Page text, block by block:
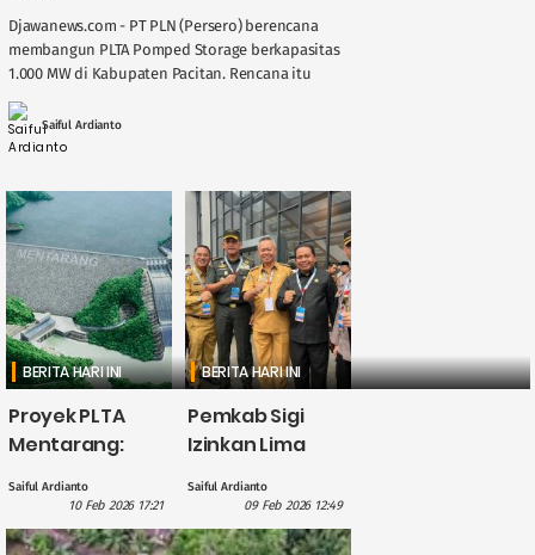
Djawanews.com - PT PLN (Persero) berencana
membangun PLTA Pomped Storage berkapasitas
1.000 MW di Kabupaten Pacitan. Rencana itu
dengan Bupati Pacitan Indrata ....
Saiful Ardianto
BERITA HARI INI
Proyek PLTA
Mentarang:
yang Beredar di
Masyarakat
Saiful Ardianto
10 Feb 2026 17:21
BERITA HARI INI
Pemkab Sigi
Izinkan Lima
Ramah
Lingkungan
Saiful Ardianto
09 Feb 2026 12:49